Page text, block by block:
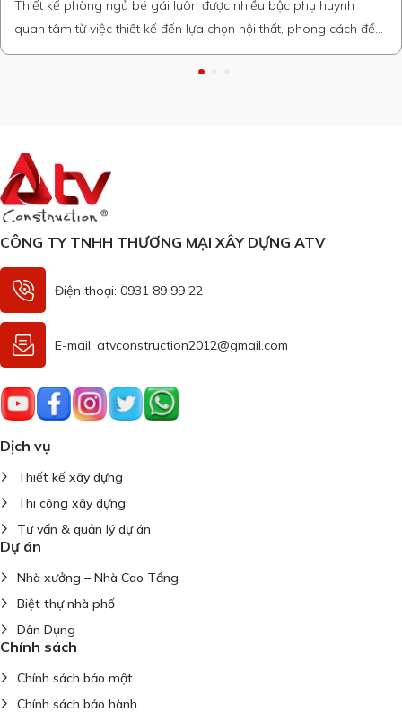
Thiết kế phòng ngủ bé gái luôn được nhiều bậc phụ huynh
quan tâm từ việc thiết kế đến lựa chọn nội thất, phong cách để
làm sao mang đến một không gian nghỉ ngơi, thư giãn, học tập
thoải mái từ đó phát triển cả về trí não lẫn tinh thần. Nắm bắt
CÔNG TY TNHH THƯƠNG MẠI XÂY DỰNG ATV
Điện thoại: 0931 89 99 22
E-mail: atvconstruction2012@gmail.com
Dịch vụ
Thiết kế xây dựng
Thi công xây dựng
Tư vấn & quản lý dự án
Dự án
Nhà xưởng – Nhà Cao Tầng
Biệt thự nhà phố
Dân Dụng
Chính sách
Chính sách bảo mật
Chính sách bảo hành